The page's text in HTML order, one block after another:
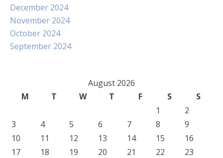
December 2024
November 2024
October 2024
September 2024
August 2026
M
T W T F S
S
1
2
3
4 5 6 7 8
9
10
11 12 13 14 15
16
17
18 19 20 21 22
23